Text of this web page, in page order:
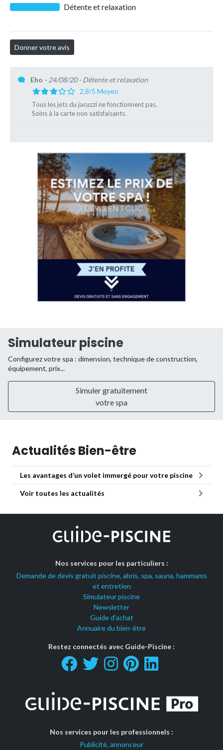
Détente et relaxation
Eho - 24/08/20- Détente et relaxation
2,8/5 Moyen
Tous les jets du jacuzzi ne fonctionnent pas.
Soins à la carte non satisfaisants.
Simulateur piscine
Configurez votre spa : dimension, technique de construction,
équipement, prix...
Simuler gratuitement
votre spa
Actualités Bien-être
Les avantages d’un volet immergé pour votre piscine
Voir toutes les actualités
Nos services pour les particuliers :
Demande de devis gratuit piscine, abris, spa, sauna, hammams
et entretien
Simulateur piscine
Newsletter
Guide d'achat
Annuaire du bien-être
Restez connectés avec Guide-Piscine :
Nos services pour les professionnels :
Publicité, annonceur